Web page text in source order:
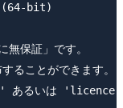
(64-bit)
無保証」です。
ることができます。
あるいは